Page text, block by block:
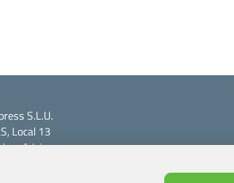
S.L.U.
Local 13
– Adeje